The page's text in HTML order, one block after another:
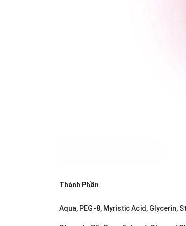
Thành Phần
Aqua, PEG-8, Myristic Acid, Glycerin,